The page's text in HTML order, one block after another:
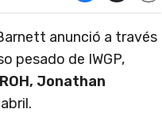
anunció a través
pesado de IWGP,
Jonathan